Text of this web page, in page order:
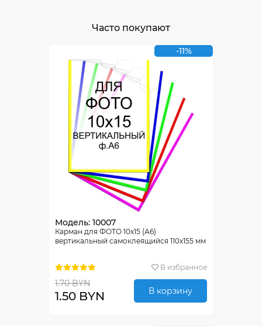
Часто покупают
-11%
Модель: 10007
Карман для ФОТО 10х15 (А6)
вертикальный самоклеящийся 110х155 мм
В избранное
1.70 BYN
1.50 BYN В корзину